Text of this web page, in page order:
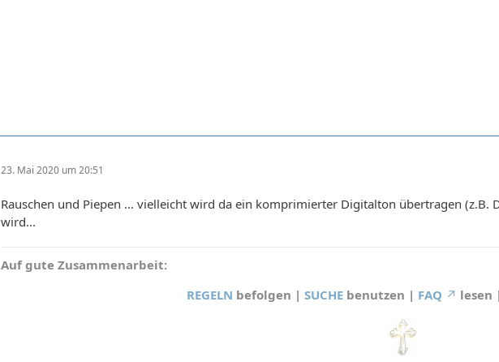
23. Mai 2020 um 20:51
Rauschen und Piepen ... vielleicht wird da ein komprimierter Digitalton übertragen (z.B.
wird...
Auf gute Zusammenarbeit:
REGELN befolgen | SUCHE benutzen | FAQ lesen |